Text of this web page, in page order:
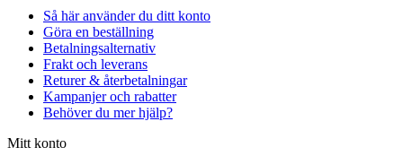
Så här använder du ditt konto
Göra en beställning
Betalningsalternativ
Frakt och leverans
Returer & återbetalningar
Kampanjer och rabatter
Behöver du mer hjälp?
Mitt konto